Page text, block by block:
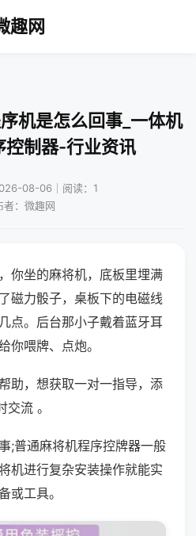
趣网
机是怎么回事_一体机
控制器-行业资讯
08-06｜阅读：1
者：微趣网
你坐的麻将机，底板里埋满
磁力骰子，桌板下的电磁线
点。后台那小子戴着蓝牙耳
你喂牌、点炮。
助，想获取一对一指导，添
流 。
;普通麻将机程序控牌器一般
机进行复杂安装操作就能实
或工具。